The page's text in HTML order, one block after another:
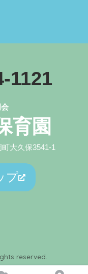
1121
育園
大久保3541-1
プ
reserved.